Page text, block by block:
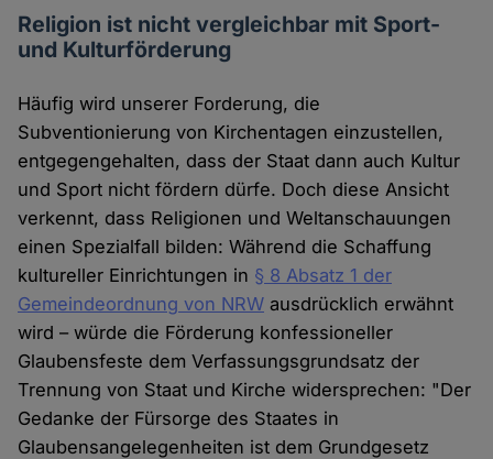
Religion ist nicht vergleichbar mit Sport-
und Kulturförderung
Häufig wird unserer Forderung, die
Subventionierung von Kirchentagen einzustellen,
entgegengehalten, dass der Staat dann auch Kultur
und Sport nicht fördern dürfe. Doch diese Ansicht
verkennt, dass Religionen und Weltanschauungen
einen Spezialfall bilden: Während die Schaffung
kultureller Einrichtungen in § 8 Absatz 1 der
Gemeindeordnung von NRW ausdrücklich erwähnt
wird – würde die Förderung konfessioneller
Glaubensfeste dem Verfassungsgrundsatz der
Trennung von Staat und Kirche widersprechen: "Der
Gedanke der Fürsorge des Staates in
Glaubensangelegenheiten ist dem Grundgesetz